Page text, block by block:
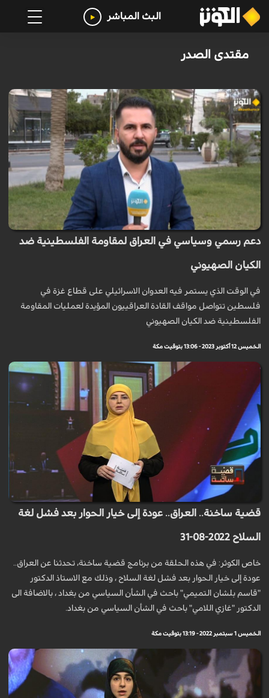
البث المباشر
مقتدى الصدر
دعم رسمي وسياسي في العراق لمقاومة الفلسطينية ضد
الكيان الصهيوني
في الوقت الذي يستمر فيه العدوان الاسرائيلي على قطاع غزة في
فلسطين تتواصل مواقف القادة العراقييون المؤيدة لعمليات المقاومة
الفلسطينية ضد الكيان الصهيوني
الخميس 12 أكتوبر 2023 - 13:06 بتوقيت مكة
قضية ساخنة.. العراق.. عودة إلى خيار الحوار بعد فشل لغة
السلاح 2022-08-31
خاص الكوثر: في هذه الحلقة من برنامج قضية ساخنة، تحدثنا عن العراق..
عودة إلى خيار الحوار بعد فشل لغة السلاح ، وذلك مع الاستاذ الدكتور
"قاسم بلشان التمیمي" باحث في الشأن السياسي من بغداد ، بالاضافة الى
الدكتور "غازي اللامي" باحث في الشأن السياسي من بغداد.
الخميس 1 سبتمبر 2022 - 13:19 بتوقيت مكة